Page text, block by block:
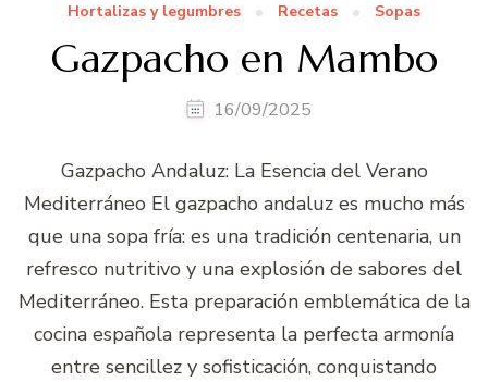
Hortalizas y legumbres Recetas Sopas
Gazpacho en Mambo
16/09/2025
Gazpacho Andaluz: La Esencia del Verano
Mediterráneo El gazpacho andaluz es mucho más
que una sopa fría: es una tradición centenaria, un
refresco nutritivo y una explosión de sabores del
Mediterráneo. Esta preparación emblemática de la
cocina española representa la perfecta armonía
entre sencillez y sofisticación, conquistando